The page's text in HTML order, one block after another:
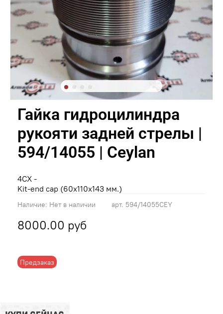
арт. 594/14055CEY
Наличие: Нет в наличии
Предзаказ
Гайка гидроцилиндра
рукояти задней стрелы |
594/14055 | Ceylan
8000.00 руб
4CX -
Kit-end cap (60x110x143 мм.)